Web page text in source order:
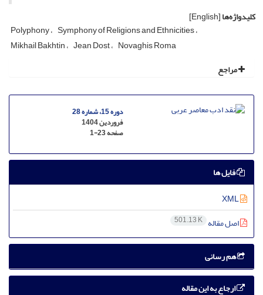
کلیدواژه‌ها[English]
Polyphony Symphony of Religions and Ethnicities
Mikhail Bakhtin Jean Dost Novaghis Roma
مراجع
دوره 15، شماره 28
فروردین 1404
صفحه1-23
فایل ها
اصل مقاله 501.13 K
هم رسانی
ارجاع به این مقاله